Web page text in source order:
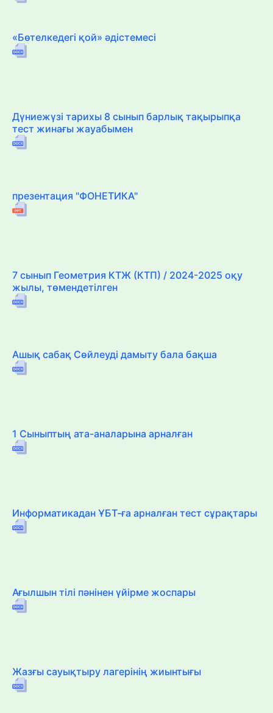
«Бөтелкедегі қой» әдістемесі
Дүниежүзі тарихы 8 сынып барлық тақырыпқа
тест жинағы жауабымен
презентация "ФОНЕТИКА"
7 сынып Геометрия КТЖ (КТП) / 2024-2025 оқу
жылы, төмендетілген
Ашық сабақ Сөйлеуді дамыту бала бақша
1 Сыныптың ата-аналарына арналған
Информатикадан ҰБТ-ға арналған тест сұрақтары
Ағылшын тілі пәнінен үйірме жоспары
Жазғы сауықтыру лагерінің жиынтығы